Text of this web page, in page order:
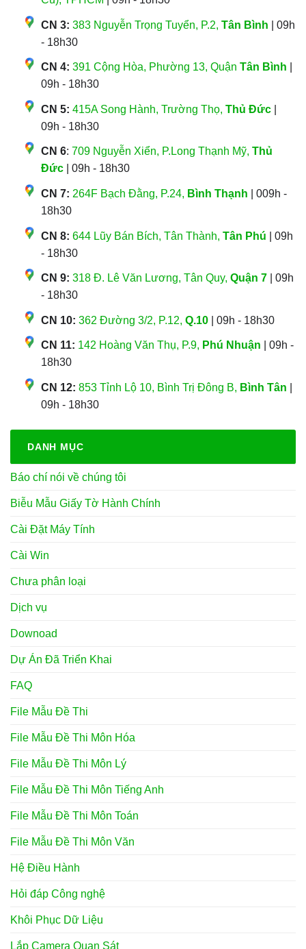
CN 3: 383 Nguyễn Trọng Tuyển, P.2, Tân Bình | 09h
- 18h30
CN 4: 391 Cộng Hòa, Phường 13, Quận Tân Bình
09h - 18h30
CN 5: 415A Song Hành, Trường Thọ, Thủ Đức
09h - 18h30
CN 6: 709 Nguyễn Xiển, P.Long Thạnh Mỹ, Thủ
Đức | 09h - 18h30
CN 7: 264F Bạch Đằng, P.24, Bình Thạnh | 009h -
18h30
CN 8: 644 Lũy Bán Bích, Tân Thành, Tân Phú | 09h
- 18h30
CN 9: 318 Đ. Lê Văn Lương, Tân Quy, Quận 7 | 09h
- 18h30
CN 10: 362 Đường 3/2, P.12, Q.10 | 09h - 18h30
CN 11: 142 Hoàng Văn Thụ, P.9, Phú Nhuận | 09h -
18h30
CN 12: 853 Tỉnh Lộ 10, Bình Trị Đông B, Bình Tân
09h - 18h30
DANH MỤC
Báo chí nói về chúng tôi
Biễu Mẫu Giấy Tờ Hành Chính
Cài Đặt Máy Tính
Cài Win
Chưa phân loại
Dịch vụ
Downoad
Dự Án Đã Triển Khai
FAQ
File Mẫu Đề Thi
File Mẫu Đề Thi Môn Hóa
File Mẫu Đề Thi Môn Lý
File Mẫu Đề Thi Môn Tiếng Anh
File Mẫu Đề Thi Môn Toán
File Mẫu Đề Thi Môn Văn
Hệ Điều Hành
Hỏi đáp Công nghệ
Khôi Phục Dữ Liệu
Lắp Camera Quan Sát